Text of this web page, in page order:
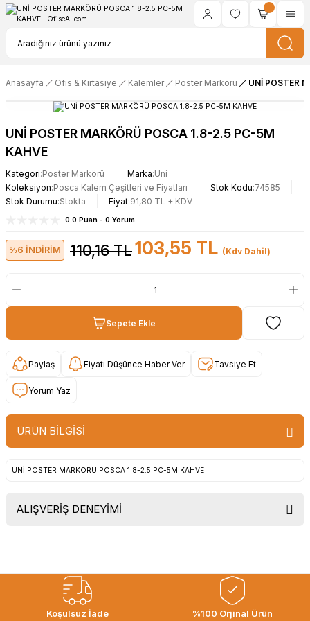
Anasayfa Ofis & Kırtasiye Kalemler Poster Markörü UNİ POSTER
UNİ POSTER MARKÖRÜ POSCA 1.8-2.5 PC-5M
KAHVE
Kategori Poster Markörü Marka Uni
Koleksiyon Posca Kalem Çeşitleri ve Fiyatları Stok Kodu 74585
Stok Durumu Stokta Fiyat 91,80 TL + KDV
0.0 Puan - 0 Yorum
%6 İNDİRİM 110,16 TL103,55 TL (Kdv Dahil)
Sepete Ekle
Paylaş Fiyatı Düşünce Haber Ver Tavsiye Et
Yorum Yaz
ÜRÜN BİLGİSİ
UNİ POSTER MARKÖRÜ POSCA 1.8-2.5 PC-5M KAHVE
ALIŞVERİŞ DENEYİMİ
gorusmek uzere, hayirli ve bol
kazanclar dilerim.
İbrahim Ertuğrul ARSLANOĞLU |
Koşulsuz İade
%100 Orjinal Ürün